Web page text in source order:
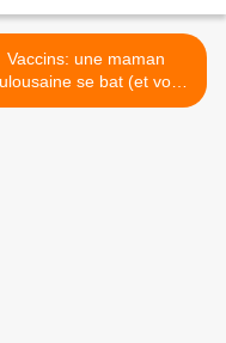
Vaccins: une maman
se bat (et vous
devriez l'imiter!) >